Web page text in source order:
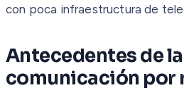
con poca infraestructura de
Antecedentes de la
comunicación por